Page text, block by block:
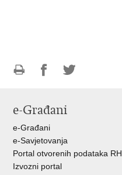
FacebookuTwitteru
e-Građani
e-Građani
e-Savjetovanja
Portal otvorenih podataka RH
Izvozni portal